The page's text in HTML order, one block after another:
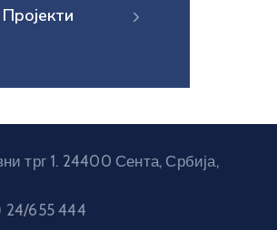
Пројекти
трг 1. 24400 Сента, Србија,
24/655 444